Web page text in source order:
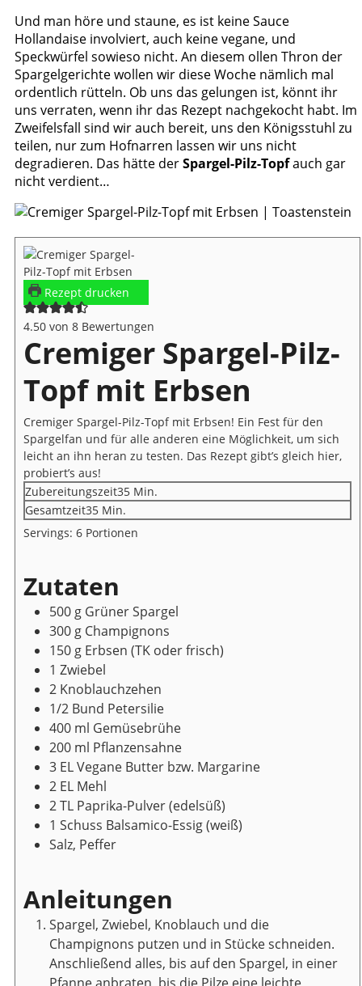
Und man höre und staune, es ist keine Sauce
Hollandaise involviert, auch keine vegane, und
Speckwürfel sowieso nicht. An diesem ollen Thron der
Spargelgerichte wollen wir diese Woche nämlich mal
ordentlich rütteln. Ob uns das gelungen ist, könnt ihr
uns verraten, wenn ihr das Rezept nachgekocht habt. Im
Zweifelsfall sind wir auch bereit, uns den Königsstuhl zu
teilen, nur zum Hofnarren lassen wir uns nicht
degradieren. Das hätte derSpargel-Pilz-Topfauch gar
nicht verdient…
Rezept drucken
4.50 von 8 Bewertungen
Cremiger Spargel-Pilz-
Topf mit Erbsen
Cremiger Spargel-Pilz-Topf mit Erbsen! Ein Fest für den
Spargelfan und für alle anderen eine Möglichkeit, um sich
leicht an ihn heran zu testen. Das Rezept gibt’s gleich hier,
probiert’s aus!
Zubereitungszeit35Minuten
Min.
Gesamtzeit35Minuten
Min.
Servings: 6 Portionen
Zutaten
500 g Grüner Spargel
300 g Champignons
150 g Erbsen (TK oder frisch)
1 Zwiebel
2 Knoblauchzehen
1/2 Bund Petersilie
400 ml Gemüsebrühe
200 ml Pflanzensahne
3 ELVegane Butter bzw. Margarine
2 EL Mehl
2TL Paprika-Pulver(edelsüß)
1 Schuss Balsamico-Essig(weiß)
Salz, Peffer
Anleitungen
Spargel, Zwiebel, Knoblauch und die
Champignons putzen und in Stücke schneiden.
Anschließend alles, bis auf den Spargel, in einer